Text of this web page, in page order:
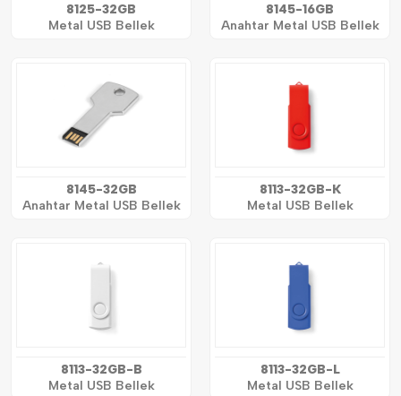
8125-32GB
Metal USB Bellek
8145-16GB
Anahtar Metal USB Bellek
8145-32GB
Anahtar Metal USB Bellek
8113-32GB-K
Metal USB Bellek
8113-32GB-B
Metal USB Bellek
8113-32GB-L
Metal USB Bellek